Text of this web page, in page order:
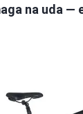
na uda —